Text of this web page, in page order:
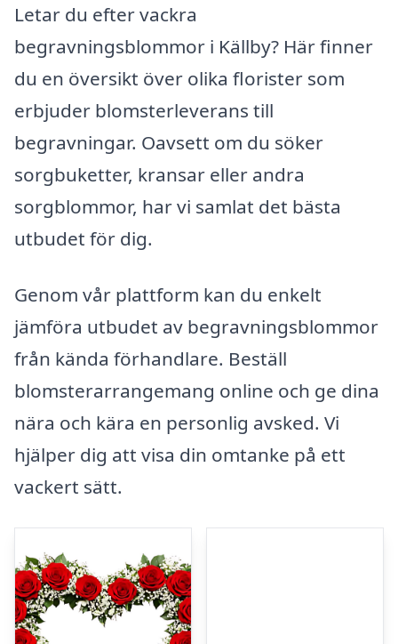
Letar du efter vackra
begravningsblommor i Källby? Här finner
du en översikt över olika florister som
erbjuder blomsterleverans till
begravningar. Oavsett om du söker
sorgbuketter, kransar eller andra
sorgblommor, har vi samlat det bästa
utbudet för dig.
Genom vår plattform kan du enkelt
jämföra utbudet av begravningsblommor
från kända förhandlare. Beställ
blomsterarrangemang online och ge dina
nära och kära en personlig avsked. Vi
hjälper dig att visa din omtanke på ett
vackert sätt.